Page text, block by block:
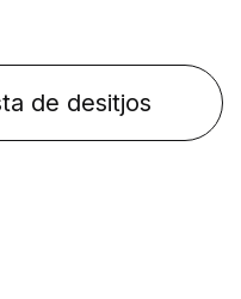
de desitjos